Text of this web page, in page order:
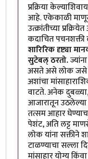
प्रक्रिया
आहे. एकेकाळी
उत्क्रांतीच्या
कदाचित पचनशक्ती
शारिरिक दृष्ट्या
सुटेबल् ठरतो.
असते असे लोक जसे
अशांचा
वाटते. अनेक
आजारातून
तत्सम आहार
पेशंट, अति लट्ट
लोक यांना सक्तीने
टाळण्याचा सल्ला
मांसाहार योग्य